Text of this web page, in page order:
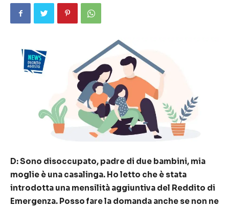
D: Sono disoccupato, padre di due bambini, mia
moglie è una casalinga. Ho letto che è stata
introdotta una mensilità aggiuntiva del Reddito di
Emergenza. Posso fare la domanda anche se non ne